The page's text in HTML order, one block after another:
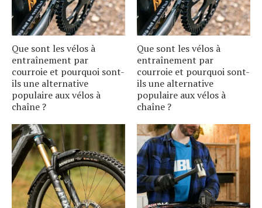
Que sont les vélos à
entraînement par
courroie et pourquoi sont-
ils une alternative
populaire aux vélos à
chaîne ?
Que sont les vélos à
entraînement par
courroie et pourquoi sont-
ils une alternative
populaire aux vélos à
chaîne ?